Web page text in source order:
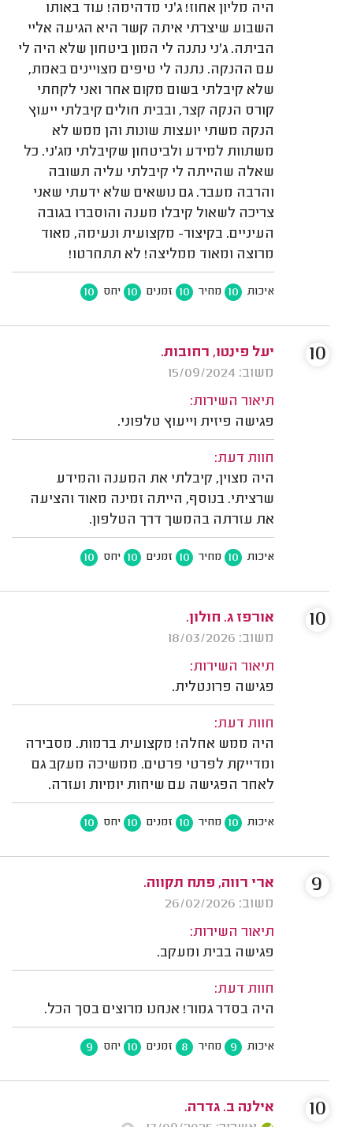
היה מליון אחוז! ג'ני מדהימה! עוד באותו
השבוע שיצרתי איתה קשר היא הגיעה אליי
הביתה. ג'ני נתנה לי המון ביטחון שלא היה לי
עם ההנקה. נתנה לי טיפים מצויינים באמת,
שלא קיבלתי בשום מקום אחר ואני לקחתי
קורס הנקה קצר, ובבית חולים קיבלתי ייעוץ
הנקה משתי יועצות שונות והן ממש לא
משתוות למידע ולביטחון שקיבלתי מג'ני. כל
שאלה שהייתה לי קיבלתי עליה תשובה
והרבה מעבר. גם נושאים שלא ידעתי שאני
צריכה לשאול קיבלו מענה והוסברו בגובה
העיניים. בקיצור- מקצועית ונעימה, מאוד
מרוצה ומאוד ממליצה! לא תתחרטו!
איכות 10 מחיר 10 זמנים 10 יחס 10
יעל פינטו, רחובות.
משוב: 15/09/2024
תיאור השירות:
פגישה פיזית וייעוץ טלפוני.
חוות דעת:
היה מצוין, קיבלתי את המענה והמידע
שרציתי. בנוסף, הייתה זמינה מאוד והציעה
את עזרתה בהמשך דרך הטלפון.
איכות 10 מחיר 10 זמנים 10 יחס 10
10
אורפז ג. חולון.
משוב: 18/03/2026
תיאור השירות:
פגישה פרונטלית.
חוות דעת:
היה ממש אחלה! מקצועית ברמות. מסבירה
ומדייקת לפרטי פרטים. ממשיכה מעקב גם
לאחר הפגישה עם שיחות יומיות ועזרה.
איכות 10 מחיר 10 זמנים 10 יחס 10
10
ארי רווה, פתח תקווה.
משוב: 26/02/2026
תיאור השירות:
פגישה בבית ומעקב.
חוות דעת:
היה בסדר גמור! אנחנו מרוצים בסך הכל.
איכות 9 מחיר 8 זמנים 10 יחס 9
9
אילנה ב. גדרה.
10